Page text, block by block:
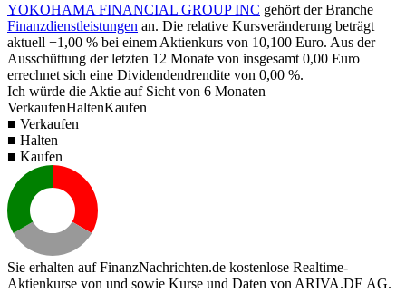
YOKOHAMA FINANCIAL GROUP INC gehört der Branche
Finanzdienstleistungen an. Die relative Kursveränderung beträgt
aktuell +1,00 % bei einem Aktienkurs von 10,100 Euro. Aus der
Ausschüttung der letzten 12 Monate von insgesamt 0,00 Euro
errechnet sich eine Dividendendrendite von 0,00 %.
Ich würde die Aktie auf Sicht von 6 Monaten
VerkaufenHaltenKaufen
■ Verkaufen
■ Halten
■ Kaufen
Sie erhalten auf FinanzNachrichten.de kostenlose Realtime-
Aktienkurse von und sowie Kurse und Daten von ARIVA.DE AG.